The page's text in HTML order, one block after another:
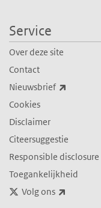
Service
Over deze site
Contact
Nieuwsbrief
Cookies
Disclaimer
Citeersuggestie
Responsible disclosure
Toegankelijkheid
Volg ons